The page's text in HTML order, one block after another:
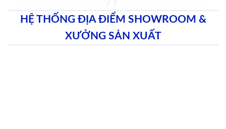
HỆ THỐNG ĐỊA ĐIỂM SHOWROOM &
XƯỞNG SẢN XUẤT